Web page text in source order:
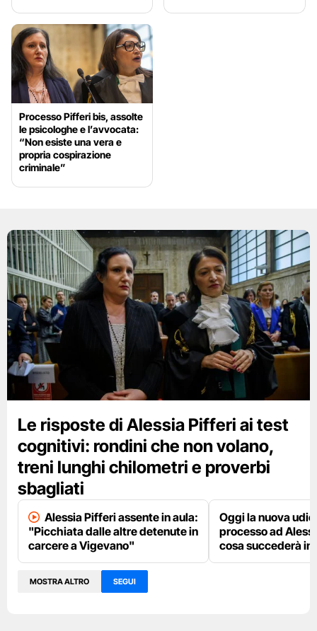
Processo Pifferi bis, assolte
le psicologhe e l’avvocata:
“Non esiste una vera e
propria cospirazione
criminale”
Le risposte di Alessia Pifferi ai test
cognitivi: rondini che non volano,
treni lunghi chilometri e proverbi
sbagliati
Alessia Pifferi assente in aula:
"Picchiata dalle altre detenute in
carcere a Vigevano"
Oggi la nuova
processo ad
cosa succederà in
MOSTRA ALTRO SEGUI